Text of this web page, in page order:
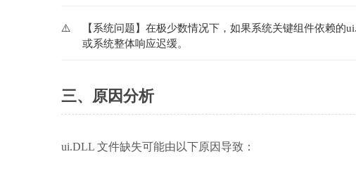
【系统问题】在极少数情况下，如果系统关键组件依赖的
或系统整体响应迟缓。
三、原因分析
ui.DLL 文件缺失可能由以下原因导致：